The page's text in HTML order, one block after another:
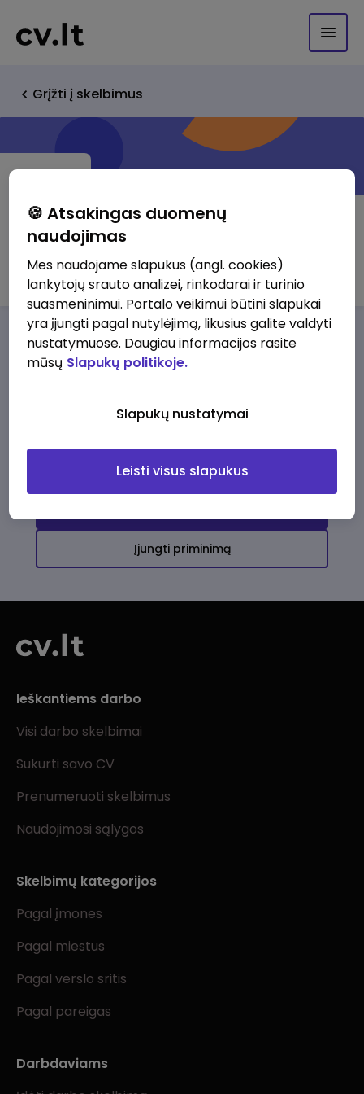
Grįžti į skelbimus
AJK PRODUCTION, UAB
Darbo pasiūlymaiApie musPrivalumai
darbo pasiūlymų
Įjungti priminimą
Ieškantiems darbo
Visi darbo skelbimai
Sukurti savo CV
Prenumeruoti skelbimus
Naudojimosi sąlygos
Skelbimų kategorijos
Pagal įmones
Pagal miestus
Pagal verslo sritis
Pagal pareigas
Darbdaviams
🍪 Atsakingas duomenų
naudojimas
Mes naudojame slapukus (angl. cookies)
lankytojų srauto analizei, rinkodarai ir turinio
suasmeninimui. Portalo veikimui būtini slapukai
yra įjungti pagal nutylėjimą, likusius galite valdyti
nustatymuose. Daugiau informacijos rasite
mūsų Slapukų politikoje.
Slapukų nustatymai
Leisti visus slapukus